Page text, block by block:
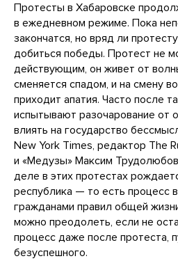
Протесты в Хабаровске
в ежедневном режиме. Пока
закончатся, но вряд ли
добиться победы. Протест не
действующим, он живет от
сменяется спадом, и на смену
приходит апатия. Часто после
испытывают разочарование от
влиять на государство
New York Times, редактор The
и «Медузы» Максим Трудолюбов
деле в этих протестах
республика — то есть процесс
гражданами правил общей
можно преодолеть, если не
процесс даже после протеста,
безуспешного.